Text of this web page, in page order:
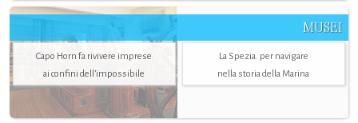
MUSEI
Capo Horn fa rivivere imprese
ai confini dell’impossibile
La Spezia. per navigare
nella storia della Marina